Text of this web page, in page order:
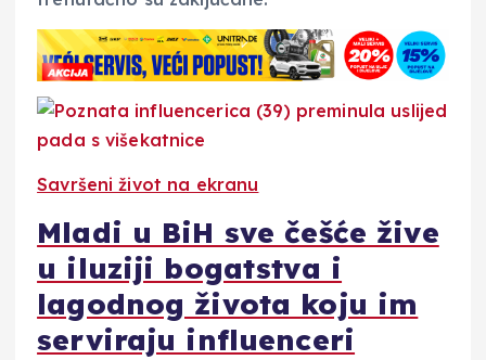
Savršeni život na ekranu
Mladi u BiH sve češće žive
u iluziji bogatstva i
lagodnog života koju im
serviraju influenceri